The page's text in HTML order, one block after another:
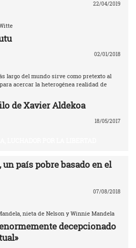
22/04/2019
02/01/2018
largo del mundo sirve como pretexto al
acercar la heterogénea realidad de
de Xavier Aldekoa
18/05/2017
país pobre basado en el
07/08/2018
nieta de Nelson y Winnie Mandela
decepcionado